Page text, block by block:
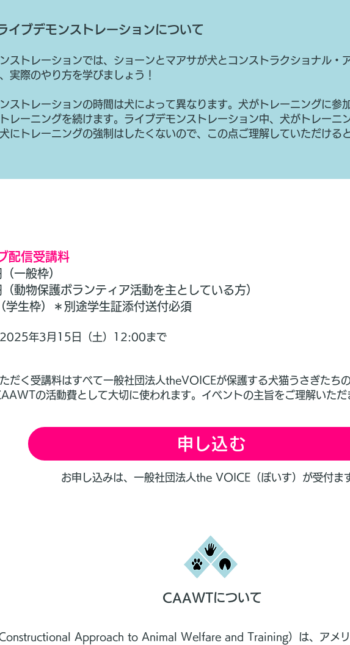
イブデモンストレーションについて
ストレーションでは、ショーンとマアサが犬とコンストラクショナル・
実際のやり方を学びましょう！
ストレーションの時間は犬によって異なります。犬がトレーニングに参
レーニングを続けます。ライブデモンストレーション中、犬がトレーニ
にトレーニングの強制はしたくないので、この点ご理解していただける
配信受講料
一般枠）
動物保護ボランティア活動を主としている方）
生枠）＊別途学生証添付送付必須
2025年3月15日（土）12:00まで
だく受講料はすべて一般社団法人theVOICEが保護する犬猫うさぎたち
の活動費として大切に使われます。イベントの主旨をご理解いただ
申し込む
お申し込みは、 一般社団法人the VOICE（ぼいす） が受付ま
CAAWTについて
Approach to Animal Welfare and Training）は、アメリ